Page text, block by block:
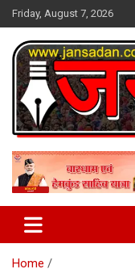
Skip
to
content
Friday, August 7, 2026
Jan Sadan
Home